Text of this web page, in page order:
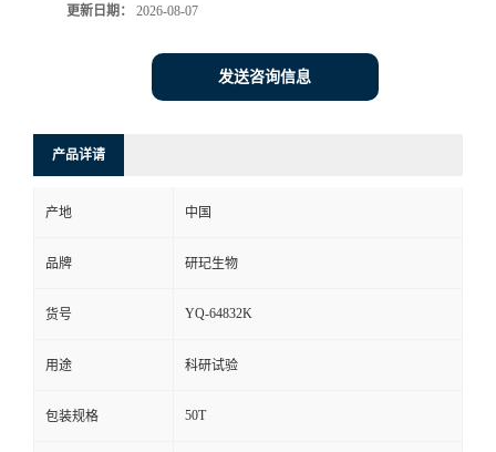
更新日期： 2026-08-07
发送咨询信息
产品详请
产地 中国
品牌 研玘生物
货号 YQ-64832K
用途 科研试验
包装规格 50T